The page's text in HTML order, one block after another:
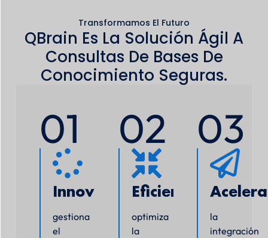
Transformamos El Futuro
QBrain Es La Solución Ágil A
Consultas De Bases De
Conocimiento Seguras.
01
Innovación
gestiona
el
02
Eficiencia
optimiza
la
03
Acelera
la
integración